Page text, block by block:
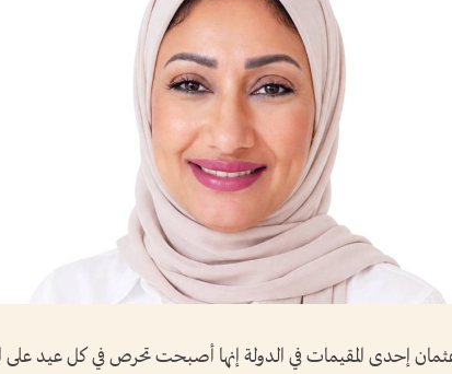
إحدى المقيمات في الدولة إنها أصبحت تحرص في كل عيد على